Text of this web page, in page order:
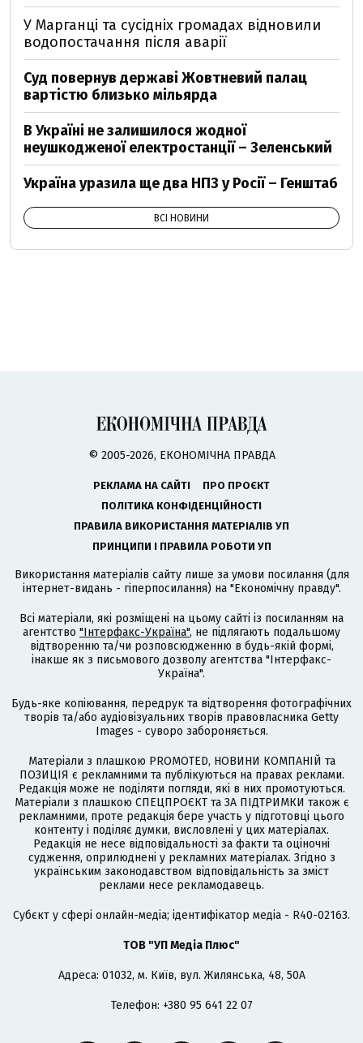
У Марганці та сусідніх громадах відновили
водопостачання після аварії
Суд повернув державі Жовтневий палац
вартістю близько мільярда
В Україні не залишилося жодної
неушкодженої електростанції – Зеленський
Україна уразила ще два НПЗ у Росії – Генштаб
ВСІ НОВИНИ
© 2005-2026, ЕКОНОМІЧНА ПРАВДА
РЕКЛАМА НА САЙТІ
ПРО ПРОЄКТ
ПОЛІТИКА КОНФІДЕНЦІЙНОСТІ
ПРАВИЛА ВИКОРИСТАННЯ МАТЕРІАЛІВ УП
ПРИНЦИПИ І ПРАВИЛА РОБОТИ УП
Використання матеріалів сайту лише за умови посилання (для
інтернет-видань - гіперпосилання) на "Економічну правду".
Всі матеріали, які розміщені на цьому сайті із посиланням на
агентство "Інтерфакс-Україна", не підлягають подальшому
відтворенню та/чи розповсюдженню в будь-якій формі,
інакше як з письмового дозволу агентства "Інтерфакс-
Україна".
Будь-яке копіювання, передрук та відтворення фотографічних
творів та/або аудіовізуальних творів правовласника Getty
Images - суворо забороняється.
Матеріали з плашкою PROMOTED, НОВИНИ КОМПАНІЙ та
ПОЗИЦІЯ є рекламними та публікуються на правах реклами.
Редакція може не поділяти погляди, які в них промотуються.
Матеріали з плашкою СПЕЦПРОЄКТ та ЗА ПІДТРИМКИ також є
рекламними, проте редакція бере участь у підготовці цього
контенту і поділяє думки, висловлені у цих матеріалах.
Редакція не несе відповідальності за факти та оціночні
судження, оприлюднені у рекламних матеріалах. Згідно з
українським законодавством відповідальність за зміст
реклами несе рекламодавець.
Cубєкт у сфері онлайн-медіа; ідентифікатор медіа - R40-02163.
ТОВ "УП Медіа Плюс"
Адреса: 01032, м. Київ, вул. Жилянська, 48, 50А
Телефон: +380 95 641 22 07